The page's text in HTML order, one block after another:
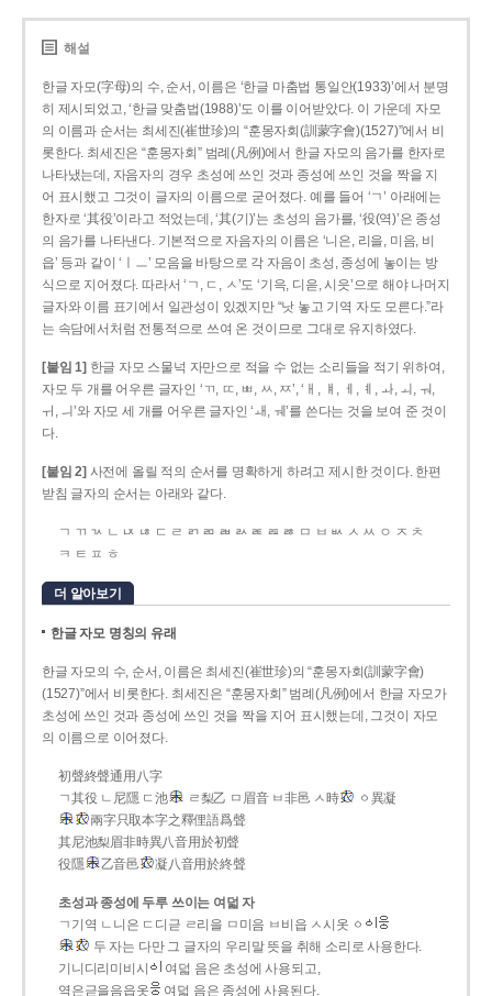
해설
한글 자모(字母)의 수, 순서, 이름은 ‘한글 마춤법 통일안(1933)’에서 분명
히 제시되었고, ‘한글 맞춤법(1988)’도 이를 이어받았다. 이 가운데 자모
의 이름과 순서는 최세진(崔世珍)의 “훈몽자회(訓蒙字會)(1527)”에서 비
롯한다. 최세진은 “훈몽자회” 범례(凡例)에서 한글 자모의 음가를 한자로
나타냈는데, 자음자의 경우 초성에 쓰인 것과 종성에 쓰인 것을 짝을 지
어 표시했고 그것이 글자의 이름으로 굳어졌다. 예를 들어 ‘ㄱ’ 아래에는
한자로 ‘其役’이라고 적었는데, ‘其(기)’는 초성의 음가를, ‘役(역)’은 종성
의 음가를 나타낸다. 기본적으로 자음자의 이름은 ‘니은, 리을, 미음, 비
읍’ 등과 같이 ‘ㅣㅡ’ 모음을 바탕으로 각 자음이 초성, 종성에 놓이는 방
식으로 지어졌다. 따라서 ‘ㄱ, ㄷ, ㅅ’도 ‘기윽, 디읃, 시읏’으로 해야 나머지
글자와 이름 표기에서 일관성이 있겠지만 “낫 놓고 기역 자도 모른다.”라
는 속담에서처럼 전통적으로 쓰여 온 것이므로 그대로 유지하였다.
[붙임 1] 한글 자모 스물넉 자만으로 적을 수 없는 소리들을 적기 위하여,
자모 두 개를 어우른 글자인 ‘ㄲ, ㄸ, ㅃ, ㅆ, ㅉ’, ‘ㅐ, ㅒ, ㅔ, ㅖ, ㅘ, ㅚ, ㅝ,
ㅟ, ㅢ’와 자모 세 개를 어우른 글자인 ‘ㅙ, ㅞ’를 쓴다는 것을 보여 준 것이
다.
[붙임 2] 사전에 올릴 적의 순서를 명확하게 하려고 제시한 것이다. 한편
받침 글자의 순서는 아래와 같다.
ㄱ ㄲ ㄳ ㄴ ㄵ ㄶ ㄷ ㄹ ㄺ ㄻ ㄼ ㄽ ㄾ ㄿ ㅀ ㅁ ㅂ ㅄ ㅅ ㅆ ㅇ ㅈ ㅊ
ㅋ ㅌ ㅍ ㅎ
더 알아보기
한글 자모 명칭의 유래
한글 자모의 수, 순서, 이름은 최세진(崔世珍)의 “훈몽자회(訓蒙字會)
(1527)”에서 비롯한다. 최세진은 “훈몽자회” 범례(凡例)에서 한글 자모가
초성에 쓰인 것과 종성에 쓰인 것을 짝을 지어 표시했는데, 그것이 자모
의 이름으로 이어졌다.
初聲終聲通用八字
ㄱ其役 ㄴ尼隱 ㄷ池
ㄹ梨乙 ㅁ眉音 ㅂ非邑 ㅅ時
ㆁ異凝
兩字只取本字之釋俚語爲聲
其尼池梨眉非時異八音用於初聲
役隱
乙音邑 凝八音用於終聲
초성과 종성에 두루 쓰이는 여덟 자
ㄱ기역 ㄴ니은 ㄷ디귿 ㄹ리을 ㅁ미음 ㅂ비읍 ㅅ시옷 ㆁ
두 자는 다만 그 글자의 우리말 뜻을 취해 소리로 사용한다.
기니디리미비시
여덟 음은 초성에 사용되고,
역은귿을음읍옷
여덟 음은 종성에 사용된다.